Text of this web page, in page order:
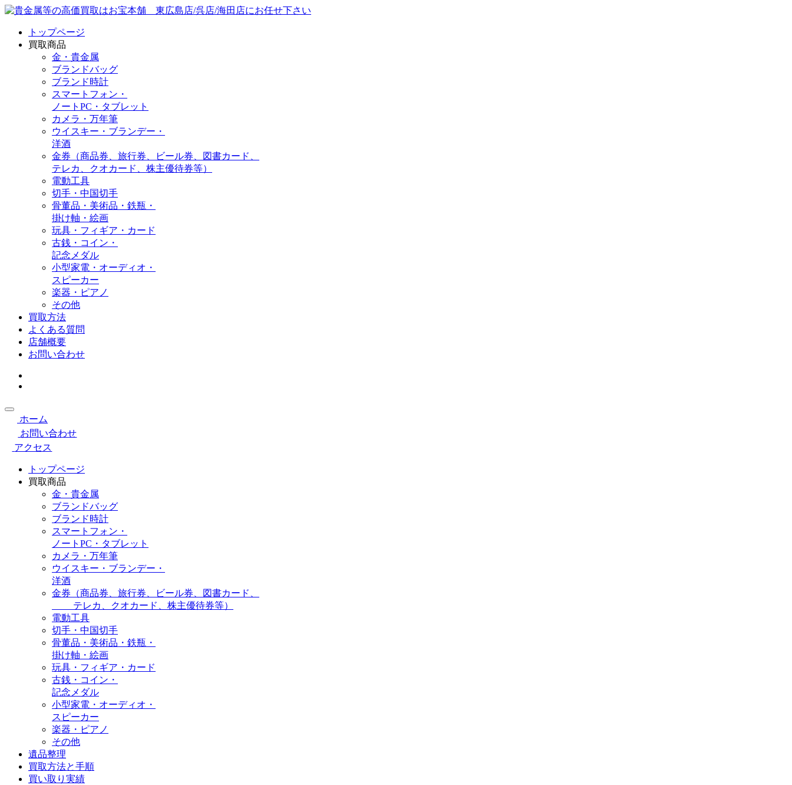
トップページ
買取商品
金・貴金属
ブランドバッグ
ブランド時計
スマートフォン・
ノートPC・タブレット
カメラ・万年筆
ウイスキー・ブランデー・
洋酒
金券（商品券、旅行券、ビール券、図書カード、
テレカ、クオカード、株主優待券等）
電動工具
切手・中国切手
骨董品・美術品・鉄瓶・
掛け軸・絵画
玩具・フィギア・カード
古銭・コイン・
記念メダル
小型家電・オーディオ・
スピーカー
楽器・ピアノ
その他
買取方法
よくある質問
店舗概要
お問い合わせ
ホーム
お問い合わせ
アクセス
トップページ
買取商品
金・貴金属
ブランドバッグ
ブランド時計
スマートフォン・
ノートPC・タブレット
カメラ・万年筆
ウイスキー・ブランデー・
洋酒
金券（商品券、旅行券、ビール券、図書カード、
テレカ、クオカード、株主優待券等）
電動工具
切手・中国切手
骨董品・美術品・鉄瓶・
掛け軸・絵画
玩具・フィギア・カード
古銭・コイン・
記念メダル
小型家電・オーディオ・
スピーカー
楽器・ピアノ
その他
遺品整理
買取方法と手順
買い取り実績